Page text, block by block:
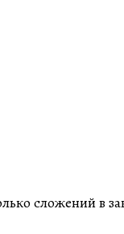
сложений в